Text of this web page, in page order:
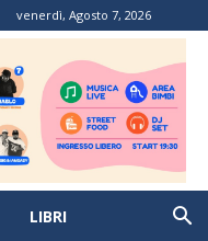
venerdì, Agosto 7, 2026
LIBRI